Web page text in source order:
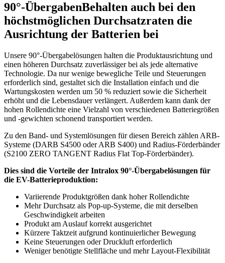
90°-ÜbergabenBehalten auch bei den
höchstmöglichen Durchsatzraten die
Ausrichtung der Batterien bei
Unsere 90°-Übergabelösungen halten die Produktausrichtung und
einen höheren Durchsatz zuverlässiger bei als jede alternative
Technologie. Da nur wenige bewegliche Teile und Steuerungen
erforderlich sind, gestaltet sich die Installation einfach und die
Wartungskosten werden um 50 % reduziert sowie die Sicherheit
erhöht und die Lebensdauer verlängert. Außerdem kann dank der
hohen Rollendichte eine Vielzahl von verschiedenen Batteriegrößen
und -gewichten schonend transportiert werden.
Zu den Band- und Systemlösungen für diesen Bereich zählen ARB-
Systeme (DARB S4500 oder ARB S400) und Radius-Förderbänder
(S2100 ZERO TANGENT Radius Flat Top-Förderbänder).
Dies sind die Vorteile der Intralox 90°-Übergabelösungen für
die EV-Batterieproduktion:
Variierende Produktgrößen dank hoher Rollendichte
Mehr Durchsatz als Pop-up-Systeme, die mit derselben
Geschwindigkeit arbeiten
Produkt am Auslauf korrekt ausgerichtet
Kürzere Taktzeit aufgrund kontinuierlicher Bewegung
Keine Steuerungen oder Druckluft erforderlich
Weniger benötigte Stellfläche und mehr Layout-Flexibilität